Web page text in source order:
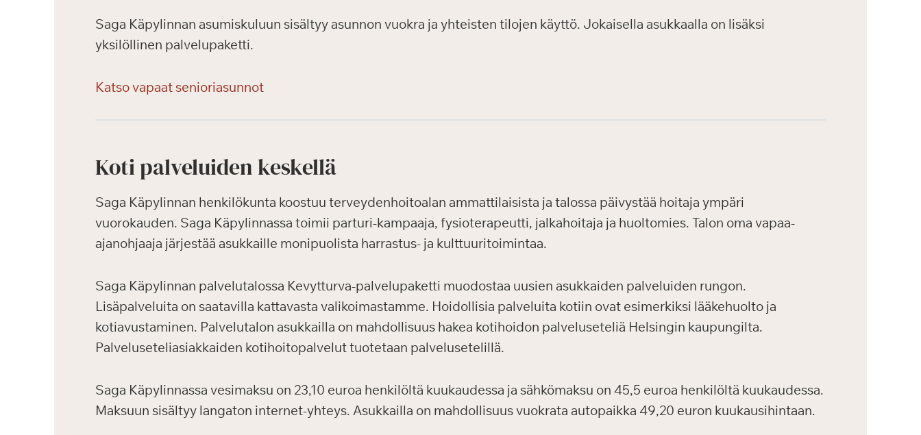
Saga Käpylinnan asumiskuluun sisältyy asunnon vuokra ja yhteisten tilojen käyttö. Jokaisella asukkaalla on lisäksi
yksilöllinen palvelupaketti.
Katso vapaat senioriasunnot
Koti palveluiden keskellä
Saga Käpylinnan henkilökunta koostuu terveydenhoitoalan ammattilaisista ja talossa päivystää hoitaja ympäri
vuorokauden. Saga Käpylinnassa toimii parturi-kampaaja, fysioterapeutti, jalkahoitaja ja huoltomies. Talon oma vapaa-
ajanohjaaja järjestää asukkaille monipuolista harrastus- ja kulttuuritoimintaa.
Saga Käpylinnan palvelutalossa Kevytturva-palvelupaketti muodostaa uusien asukkaiden palveluiden rungon.
Lisäpalveluita on saatavilla kattavasta valikoimastamme. Hoidollisia palveluita kotiin ovat esimerkiksi lääkehuolto ja
kotiavustaminen. Palvelutalon asukkailla on mahdollisuus hakea kotihoidon palveluseteliä Helsingin kaupungilta.
Palveluseteliasiakkaiden kotihoitopalvelut tuotetaan palvelusetelillä.
Saga Käpylinnassa vesimaksu on 23,10 euroa henkilöltä kuukaudessa ja sähkömaksu on 45,5 euroa henkilöltä kuukaudessa.
Maksuun sisältyy langaton internet-yhteys. Asukkailla on mahdollisuus vuokrata autopaikka 49,20 euron kuukausihintaan.